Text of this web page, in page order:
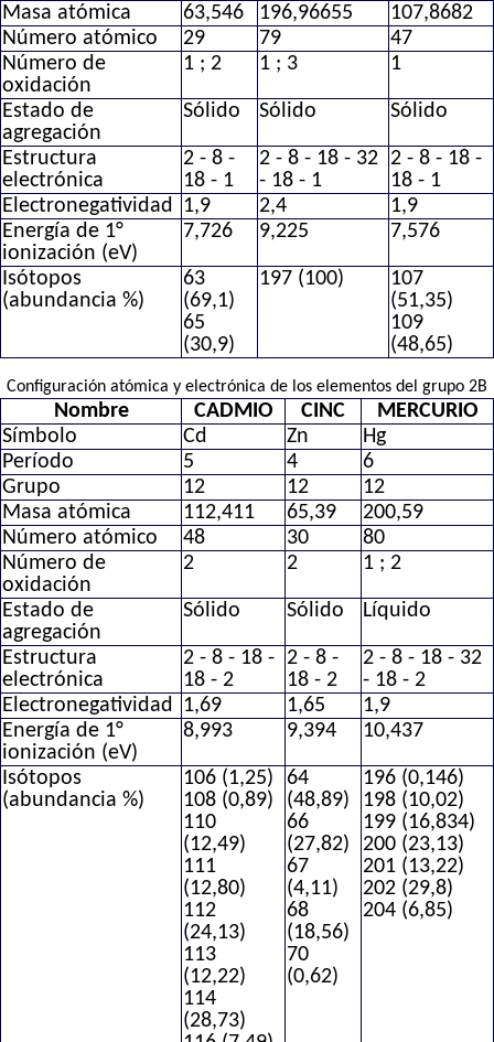
Masa atómica
63,546 196,96655
107,8682
Número atómico
29 79
47
Número de
oxidación
1 ; 2 1 ; 3 1
Estado de
agregación
Sólido Sólido Sólido
Estructura
electrónica
2 - 8 -
18 - 1
2 - 8 - 18 - 32
- 18 - 1
2 - 8 - 18 -
18 - 1
Electronegatividad
1,9 2,4
1,9
Energía de 1°
ionización (eV)
7,726 9,225 7,576
Isótopos
(abundancia %)
63
(69,1)
65
(30,9)
197 (100)
107
(51,35)
109
(48,65)
Configuración atómica y electrónica de los elementos del grupo 2B
Nombre CADMIO CINC
MERCURIO
Símbolo
Cd Zn
Hg
Período
5 4
6
Grupo
12 12
12
Masa atómica
112,411 65,39
200,59
Número atómico
48 30
80
Número de
oxidación
2 2 1 ; 2
Estado de
agregación
Sólido Sólido Líquido
Estructura
electrónica
2 - 8 - 18 -
18 - 2
2 - 8 -
18 - 2
2 - 8 - 18 - 32
- 18 - 2
Electronegatividad
1,69 1,65
1,9
Energía de 1°
ionización (eV)
8,993 9,394 10,437
Isótopos
(abundancia %)
106 (1,25)
108 (0,89)
110
(12,49)
111
(12,80)
112
(24,13)
113
(12,22)
114
(28,73)
64
(48,89)
66
(27,82)
67
(4,11)
68
(18,56)
70
(0,62)
196 (0,146)
198 (10,02)
199 (16,834)
200 (23,13)
201 (13,22)
202 (29,8)
204 (6,85)